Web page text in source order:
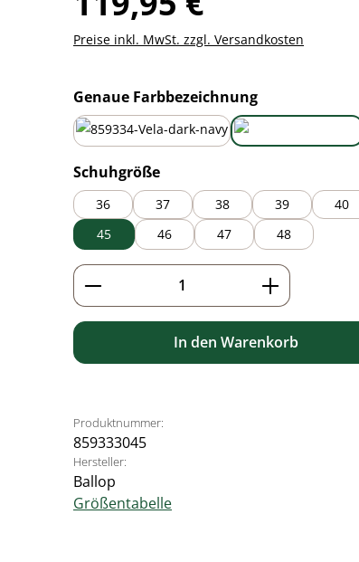
Preise inkl. MwSt. zzgl. Versandkosten
Genaue Farbbezeichnungauswählen
white
Schuhgrößeauswählen
36 37 38 39 40
45
46 47 48
Produkt Anzahl: Gib den
In den Warenkorb
Produktnummer:
859333045
Hersteller:
Ballop
Größentabelle